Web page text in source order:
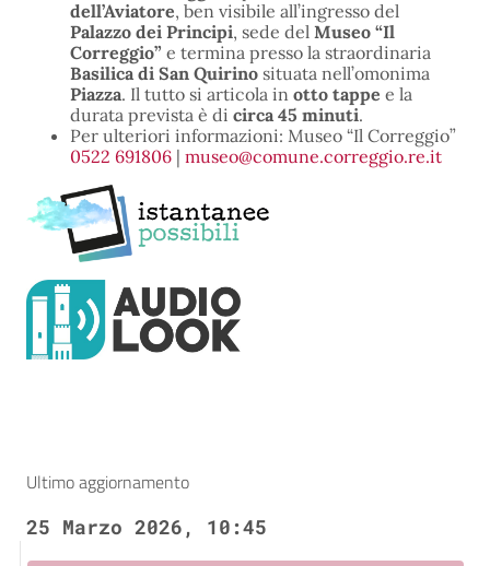
dell’Aviatore, ben visibile all’ingresso del
Palazzo dei Principi, sede del Museo “Il
Correggio” e termina presso la straordinaria
Basilica di San Quirino situata nell’omonima
Piazza. Il tutto si articola in otto tappe e la
durata prevista è di circa 45 minuti.
Per ulteriori informazioni: Museo “Il Correggio”
0522 691806 | museo@comune.correggio.re.it
Ultimo aggiornamento
25 Marzo 2026, 10:45